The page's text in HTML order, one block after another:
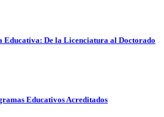
De la Licenciatura al Doctorado
Educativos Acreditados